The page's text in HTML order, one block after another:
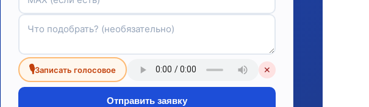
🎙Записать голосовое ✕
Отправить заявку